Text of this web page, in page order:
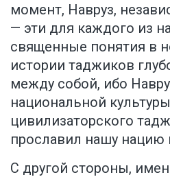
момент, Навруз,
— эти для каждого из
священные понятия в
истории таджиков
между собой, ибо
национальной
цивилизаторского
прославил нашу нацию
С другой стороны,